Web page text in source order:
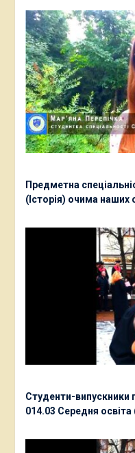
Предметна
(Історія) очима наших
Студенти-випускники
014.03 Середня освіта